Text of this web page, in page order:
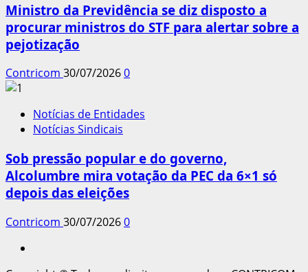
Ministro da Previdência se diz disposto a
procurar ministros do STF para alertar sobre a
pejotização
Contricom 30/07/20260
Notícias de Entidades
Notícias Sindicais
Sob pressão popular e do governo,
Alcolumbre mira votação da PEC da 6×1 só
depois das eleições
Contricom 30/07/20260